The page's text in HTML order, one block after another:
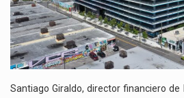
Santiago Giraldo, director financiero